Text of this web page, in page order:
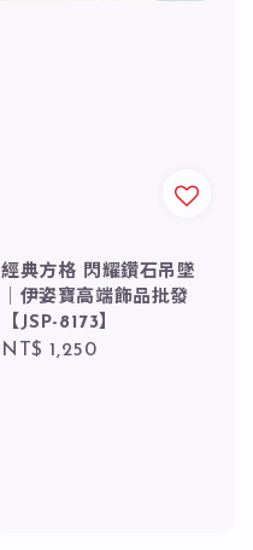
經典方格 閃耀鑽石吊墜
｜伊姿寶高端飾品批發
【JSP-8173】
Regular
NT$ 1,250